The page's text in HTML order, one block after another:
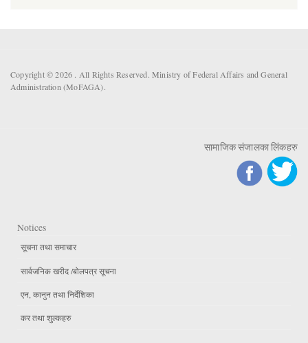
Copyright © 2026 . All Rights Reserved. Ministry of Federal Affairs and General
Administration (MoFAGA).
सामाजिक संजालका लिंकहरु
Notices
सूचना तथा समाचार
सार्वजनिक खरीद /बोलपत्र सूचना
एन, कानुन तथा निर्देशिका
कर तथा शुल्कहरु